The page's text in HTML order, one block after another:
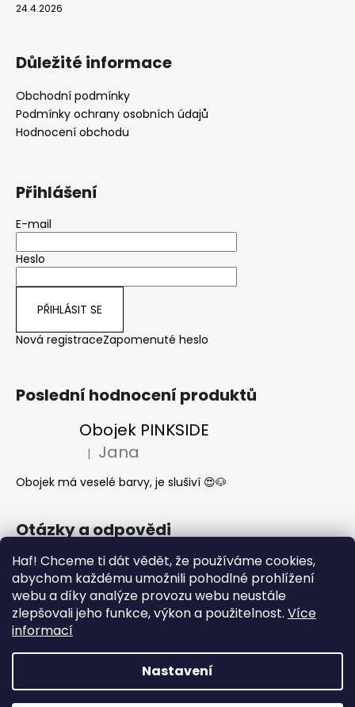
Haf! Chceme ti dát vědět, že používáme cookies,
abychom každému umožnili pohodlné prohlížení
webu a díky analýze provozu webu neustále
zlepšovali jeho funkce, výkon a použitelnost. Více
informací
Nastavení
24.4.2026
Důležité informace
Obchodní podmínky
Podmínky ochrany osobních údajů
Hodnocení obchodu
Přihlášení
E-mail
Heslo
PŘIHLÁSIT SE
Nová registraceZapomenuté heslo
Poslední hodnocení produktů
Obojek PINKSIDE
Hodnocení produktu je 5 z 5 hvězdiček.
| Jana
Obojek má veselé barvy, je slušiví 😍🐶
Otázky a odpovědi
Jak se start o látkové obojky a vodítka?
Kdy mi dorazí moje objednávka?
Nejčastější dotazy- Co může a nemůže
pes jíst